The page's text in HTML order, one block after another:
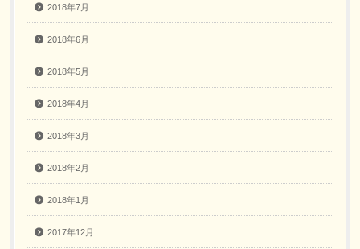
2018年7月
2018年6月
2018年5月
2018年4月
2018年3月
2018年2月
2018年1月
2017年12月